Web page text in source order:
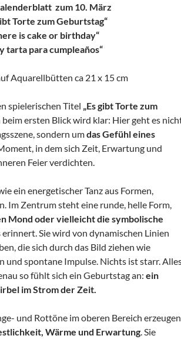
zum 10. März
Torte zum Geburtstag“
is cake or birthday“
tarta para cumpleaños“
Aquarellbütten ca 21 x 15 cm
spielerischen Titel „Es gibt Torte zum
beim ersten Blick wird klar: Hier geht es
sondern umdas Gefühl eines
in dem sich Zeit, Erwartung und
Feier verdichten.
ein energetischer Tanz aus Formen,
Im Zentrum steht eine runde, helle Form,
Mond oder vielleicht die symbolische
erinnert. Sie wird von dynamischen Linien
die sich durch das Bild ziehen wie
und spontane Impulse. Nichts ist starr.
so fühlt sich ein Geburtstag an: ein
im Strom der Zeit.
und Rottöne im oberen Bereich erzeugen
Wärme und Erwartung . Sie